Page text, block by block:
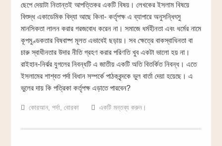
ছেপে দেয়াটা নিতান্তই আপত্তিকর একটি বিষয়। লেখকের ইসলাম বিষয়ে
বিশুদ্ধ একাডেমিক বিদ্যা আছে কিনা- কর্তৃপক্ষ এ ব্যাপারে অনুসন্ধিৎসু
মানসিকতা লালন করার গরজবোধ করেন না। সমাজে ধর্মহীনতা এবং ধর্মের নামে
কূপমুণ্ডকতার বিষবাষ্প মূলত এভাবেই ছড়ায়। সব ক্ষেত্রে বাকস্বাধিনতা বা
চারু স্বাধীনতার উদার নীতি গ্রহণ করার পরিণতি খুব একটা ভালো হয় না।
রাইহান-নির্ঝর যুগলের নিবন্ধটি এ জাতীয় একটি অতি বিতর্কিত নিবন্ধ। এতে
ইসলামের শাশ্বত পর্দা বিধান সম্পর্কে পাঠকবৃন্দকে ভুল বার্তা দেয়া হয়েছে। এ
ভুলের দায় কি পত্রিকা কর্তৃপক্ষ এড়াতে পারবেন?
কোরআন, পর্দা, বোরকা একটি মন্তব্য করুন।